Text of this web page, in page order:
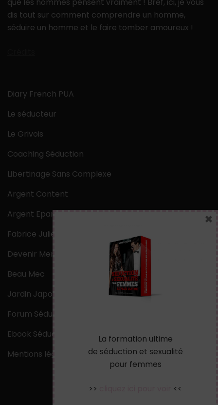
dis tout sur comment comprendre un homme,
séduire un homme et le faire tomber amoureux !
Diary French PUA
Le séducteur
Le Grivois
Coaching Séduction
Libertinage Sans Complexe
Argent Content
Argent Epargne
Fabrice Julien
Devenir Mentaliste
Beau Mec
Jardin Japonais Zen
Forum Séduction
Ebook Séduction
Mentions légales
La formation ultime
de séduction et sexualité
pour femmes
>> <<
×